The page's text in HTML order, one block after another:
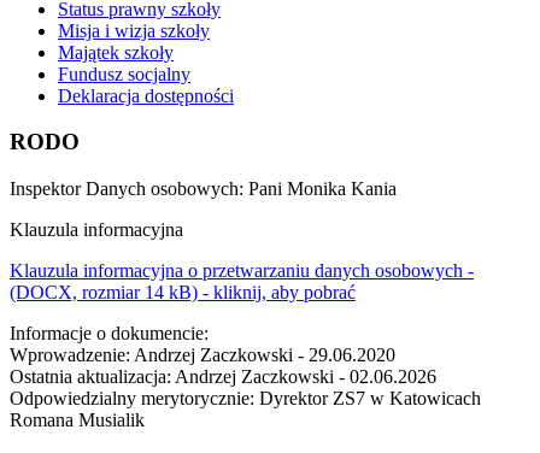
Status prawny szkoły
Misja i wizja szkoły
Majątek szkoły
Fundusz socjalny
Deklaracja dostępności
RODO
Inspektor Danych osobowych: Pani Monika Kania
Klauzula informacyjna
Klauzula informacyjna o przetwarzaniu danych osobowych -
(DOCX, rozmiar 14 kB) - kliknij, aby pobrać
Informacje o dokumencie:
Wprowadzenie: Andrzej Zaczkowski - 29.06.2020
Ostatnia aktualizacja: Andrzej Zaczkowski - 02.06.2026
Odpowiedzialny merytorycznie: Dyrektor ZS7 w Katowicach
Romana Musialik